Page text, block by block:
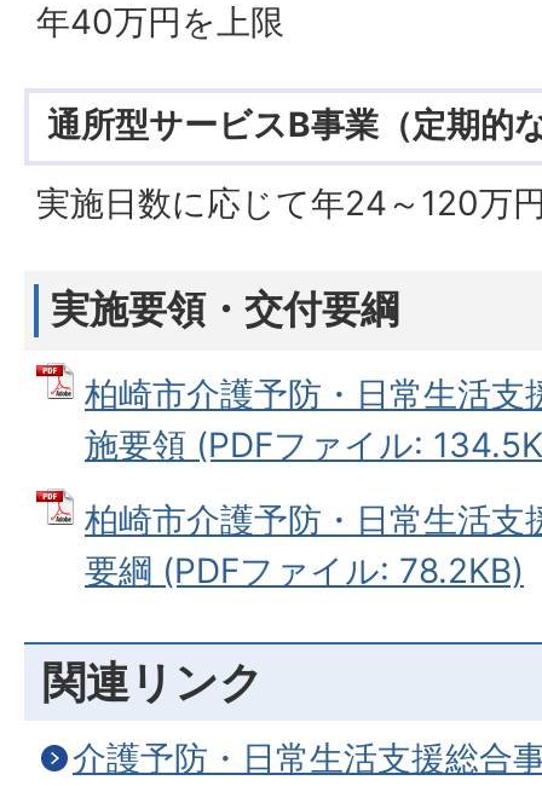
年40万円を上限
通所型サービスB事業（定期的
実施日数に応じて年24～120万
実施要領・交付要綱
柏崎市介護予防・日常生活支
施要領 (PDFファイル:
柏崎市介護予防・日常生活支
要綱 (PDFファイル: 78.2KB)
関連リンク
介護予防・日常生活支援総合